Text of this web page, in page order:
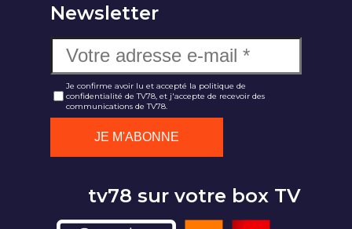
Newsletter
Je confirme avoir lu et accepté la politique de
confidentialité de TV78, et j'accepte de recevoir des
communications de TV78.
tv78 sur votre box TV